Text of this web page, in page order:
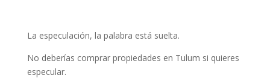
La especulación, la palabra está suelta.
No deberías comprar propiedades en Tulum si quieres
especular.